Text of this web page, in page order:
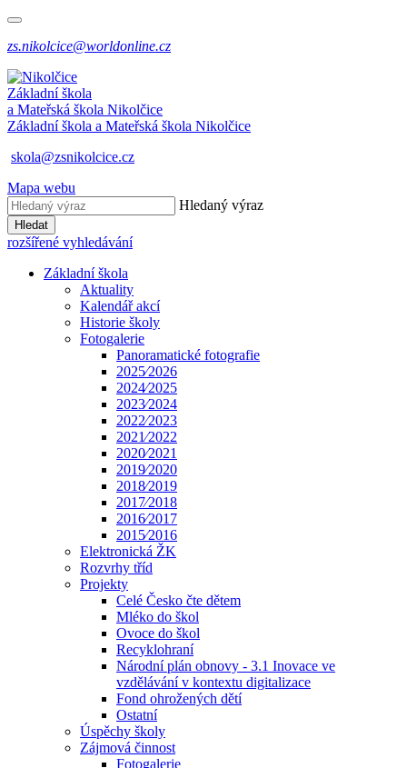
zs.nikolcice@worldonline.cz
Základní škola
a Mateřská škola Nikolčice
Základní škola a Mateřská škola Nikolčice
skola@zsnikolcice.cz
Mapa webu
Hledaný výraz
Hledat
rozšířené vyhledávání
Základní škola
Aktuality
Kalendář akcí
Historie školy
Fotogalerie
Panoramatické fotografie
2025⁄2026
2024⁄2025
2023⁄2024
2022⁄2023
2021⁄2022
2020⁄2021
2019⁄2020
2018⁄2019
2017⁄2018
2016⁄2017
2015⁄2016
Elektronická ŽK
Rozvrhy tříd
Projekty
Celé Česko čte dětem
Mléko do škol
Ovoce do škol
Recyklohraní
Národní plán obnovy - 3.1 Inovace ve
vzdělávání v kontextu digitalizace
Fond ohrožených dětí
Ostatní
Úspěchy školy
Zájmová činnost
Fotogalerie